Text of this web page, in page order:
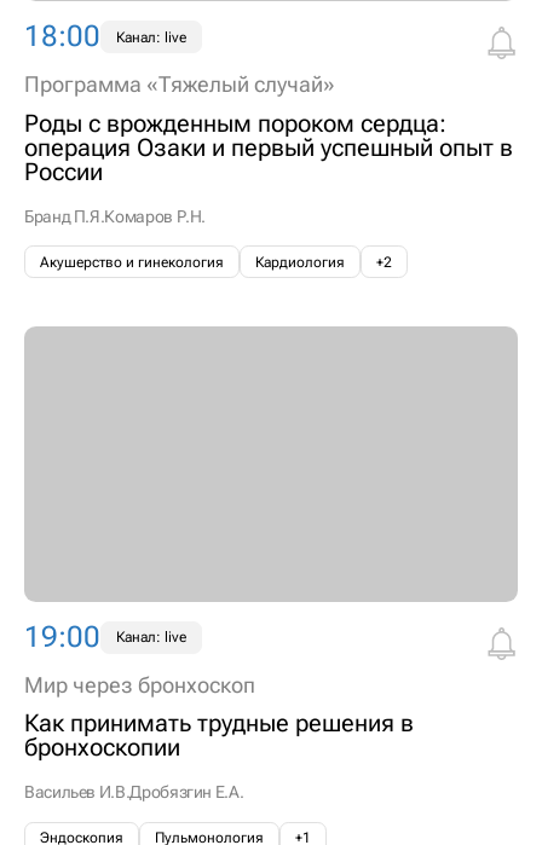
18:00 Канал: live
Программа «Тяжелый случай»
Роды с врожденным пороком сердца:
операция Озаки и первый успешный опыт в
России
Бранд П.Я.Комаров Р.Н.
Акушерство и гинекология Кардиология +2
19:00 Канал: live
Мир через бронхоскоп
Как принимать трудные решения в
бронхоскопии
Васильев И.В.Дробязгин Е.А.
Эндоскопия Пульмонология +1